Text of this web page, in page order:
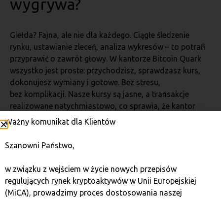
wygrywa?
Giełda? Fajna, ale nie dla każdego. Ciągłe śledzenie
rynku, ustawianie zleceń, analiza wykresów – to potrafi
przyprawić o zawrót głowy. W kantorze Bitcoin Quark
wszystko jest proste: przychodzisz, sprawdzasz kurs,
dokonujesz wymiany i gotowe. Bez stresu,
bez komplikacji. Nasze kursy są jasne, a transakcje
realizowane natychmiastowo, co sprawia, że kantor
kryptowalut to wybór numer jeden dla tych, którzy chcą
Prosty proces – nawet dla
nowicjuszy
Ważny komunikat dla Klientów
Szanowni Państwo,
w związku z wejściem w życie nowych przepisów
regulujących rynek kryptoaktywów w Unii Europejskiej
(MiCA), prowadzimy proces dostosowania naszej